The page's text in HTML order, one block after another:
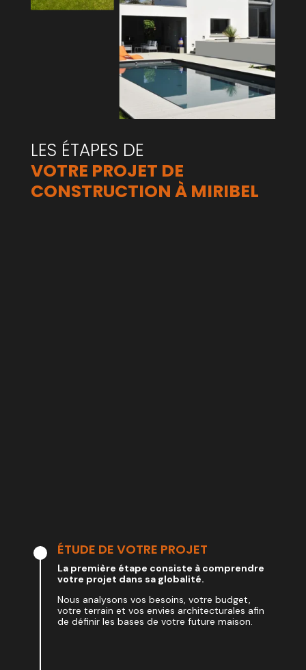
LES ÉTAPES DE
VOTRE PROJET DE
CONSTRUCTION À MIRIBEL
ÉTUDE DE VOTRE PROJET
La première étape consiste à comprendre
votre projet dans sa globalité.
Nous analysons vos besoins, votre budget,
votre terrain et vos envies architecturales afin
de définir les bases de votre future maison.